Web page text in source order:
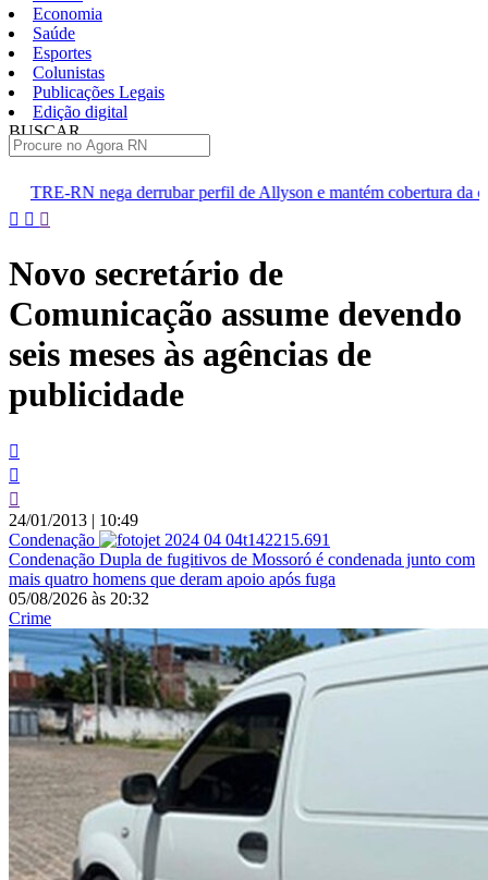
Economia
Saúde
Esportes
Colunistas
Publicações Legais
Edição digital
BUSCAR
perfil de Allyson e mantém cobertura da convenção
Pular
conteúdo
Novo secretário de
Comunicação assume devendo
seis meses às agências de
publicidade
24/01/2013 | 10:49
Condenação
Condenação Dupla de fugitivos de Mossoró é condenada junto com
mais quatro homens que deram apoio após fuga
05/08/2026 às 20:32
Crime